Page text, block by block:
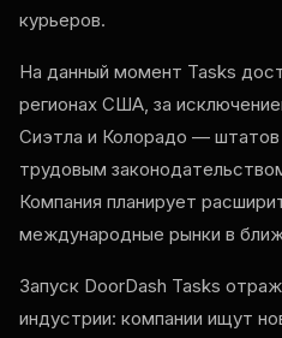
курьеров.
На данный момент Tasks
регионах США, за
Сиэтла и Колорадо — штатов
трудовым
Компания планирует
международные рынки в
Запуск DoorDash Tasks
индустрии: компании ищут